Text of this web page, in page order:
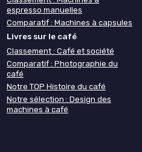
espresso manuelles
Comparatif : Machines à capsules
Livres sur le café
Classement : Café et société
Comparatif : Photographie du
café
Notre TOP Histoire du café
Notre sélection : Design des
machines à café